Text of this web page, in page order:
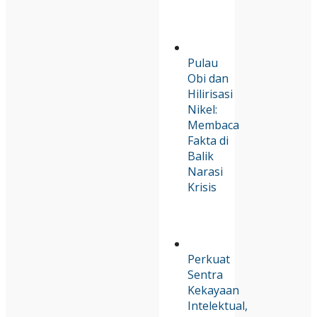
Pulau
Obi dan
Hilirisasi
Nikel:
Membaca
Fakta di
Balik
Narasi
Krisis
Perkuat
Sentra
Kekayaan
Intelektual,